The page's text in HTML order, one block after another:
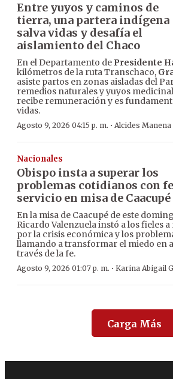
Entre yuyos y caminos de
tierra, una partera indígena
salva vidas y desafía el
aislamiento del Chaco
En el Departamento de Presidente
kilómetros de la ruta Transchaco,
asiste partos en zonas aisladas del
remedios naturales y yuyos
recibe remuneración y es
vidas.
Agosto 9, 2026 04:15 p. m. · Alcides Manena
Nacionales
Obispo insta a superar los
problemas cotidianos con
servicio en misa de Caacupé
En la misa de Caacupé de este
Ricardo Valenzuela instó a los fieles
por la crisis económica y los
llamando a transformar el miedo en
través de la fe.
Agosto 9, 2026 01:07 p. m. · Karina Abigail
Carga Más